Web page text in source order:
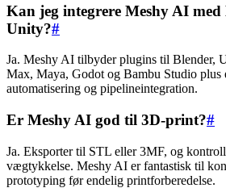
Kan jeg integrere Meshy AI med
Unity?#
Ja. Meshy AI tilbyder plugins til Blender,
Max, Maya, Godot og Bambu Studio
automatisering og pipelineintegration.
Er Meshy AI god til 3D-print?#
Ja. Eksporter til STL eller 3MF, og
vægtykkelse. Meshy AI er fantastisk til
prototyping før endelig printforberedelse.